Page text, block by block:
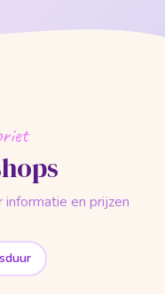
en prijzen